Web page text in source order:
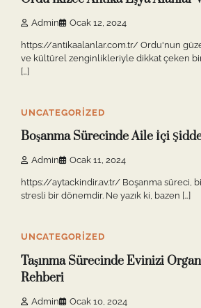
Admin Ocak 12, 2024
https://antikaalanlar.com.tr/ Ordu'nun
ve kültürel zenginlikleriyle dikkat çeken
[…]
UNCATEGORIZED
Boşanma Sürecinde Aile İçi
Admin Ocak 11, 2024
https://aytackindir.av.tr/ Boşanma süreci,
stresli bir dönemdir. Ne yazık ki, bazen […]
UNCATEGORIZED
Taşınma Sürecinde Evinizi
Rehberi
Admin Ocak 10, 2024